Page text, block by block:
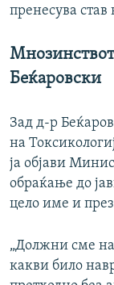
пренесува став
Беќаровски
Зад д-р
на
ја објави
обраќање до
цело име и
„Должни сме на
какви било